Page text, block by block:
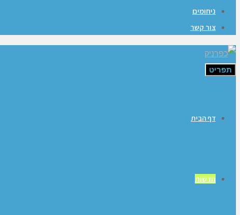
ניחומים
צור קשר
תפריט
דף הבית
חדשות